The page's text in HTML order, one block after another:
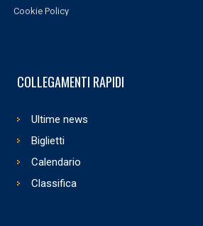
Cookie Policy
COLLEGAMENTI RAPIDI
Ultime news
Biglietti
Calendario
Classifica